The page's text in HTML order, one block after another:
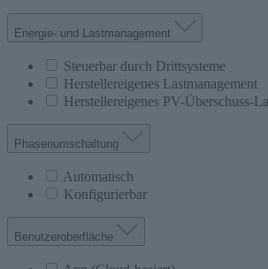
Energie- und Lastmanagement
Steuerbar durch Drittsysteme
Herstellereigenes Lastmanagement
Herstellereigenes PV-Überschuss-
Phasenumschaltung
Automatisch
Konfigurierbar
Benutzeroberfläche